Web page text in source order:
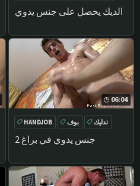
الديك يحصل على جنس يدوي
06:04
جنس يدوي في براغ 2
HANDJOB بوف
تدليك
الديك